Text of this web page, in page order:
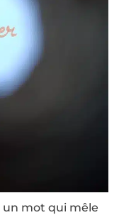
un mot qui mêle